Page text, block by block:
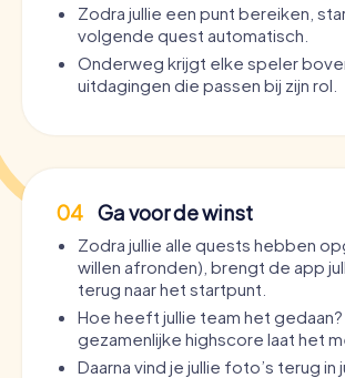
Zodra jullie een punt bereiken,
volgende quest automatisch.
Onderweg krijgt elke speler
uitdagingen die passen bij zijn rol.
04 Ga voor de winst
Zodra jullie alle quests hebben
willen afronden), brengt de app
terug naar het startpunt.
Hoe heeft jullie team het gedaan?
gezamenlijke highscore laat het
Daarna vind je jullie foto’s terug in